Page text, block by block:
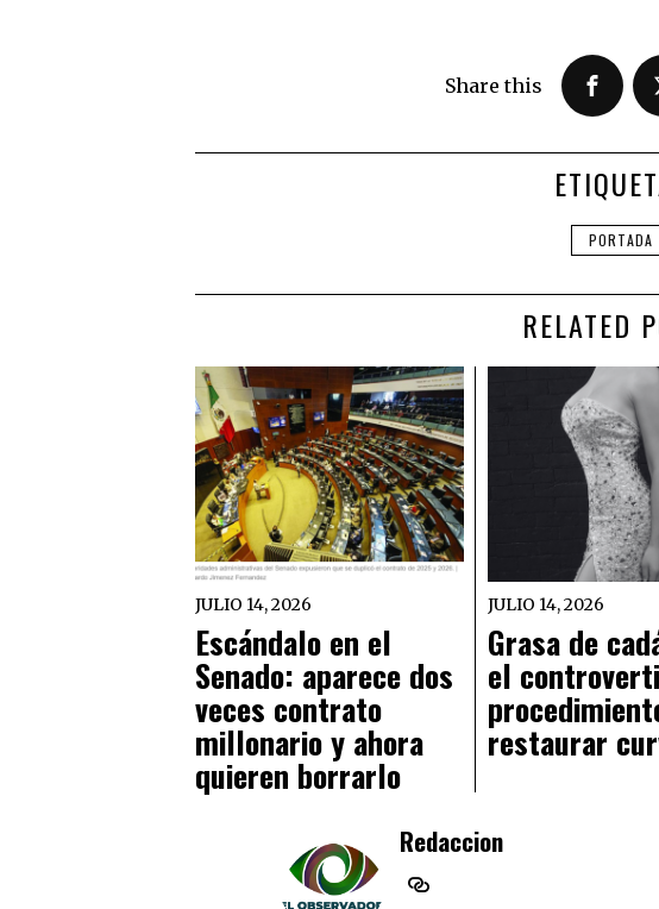
Share this
PORTADA
RELATED
JULIO 14, 2026
Escándalo en el
Senado: aparece dos
veces contrato
millonario y ahora
quieren borrarlo
JULIO 14, 2026
Grasa de
el
restaurar
Redaccion